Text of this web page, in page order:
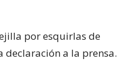
por esquirlas de
declaración a la prensa.